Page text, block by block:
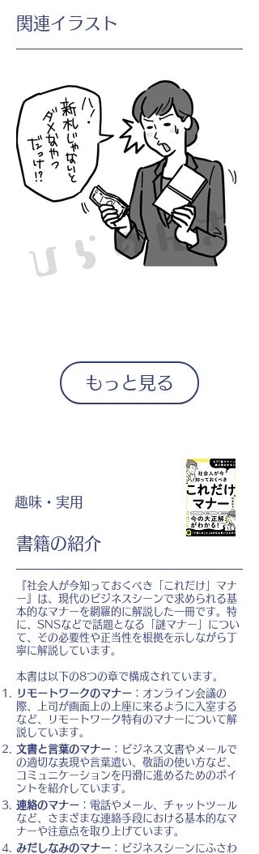
​関連イラスト
もっと見る
趣味・実用
書籍の紹介
『社会人が今知っておくべき「これだけ」マナ
ー』は、現代のビジネスシーンで求められる基
本的なマナーを網羅的に解説した一冊です。特
に、SNSなどで話題となる「謎マナー」につい
て、その必要性や正当性を根拠を示しながら丁
寧に解説しています。
本書は以下の8つの章で構成されています。
リモートワークのマナー ：オンライン会議の
際、上司が画面上の上座に来るように入室する
など、リモートワーク特有のマナーについて解
説しています。
文書と言葉のマナー ：ビジネス文書やメールで
の適切な表現や言葉遣い、敬語の使い方など、
コミュニケーションを円滑に進めるためのポイ
ントを紹介しています。
連絡のマナー ：電話やメール、チャットツール
など、さまざまな連絡手段における基本的なマ
ナーや注意点を取り上げています。
みだしなみのマナー ：ビジネスシーンにふさわ